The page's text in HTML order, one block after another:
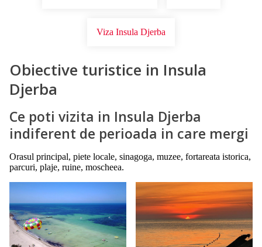
Viza Insula Djerba
Obiective turistice in Insula
Djerba
Ce poti vizita in Insula Djerba
indiferent de perioada in care mergi
Orasul principal, piete locale, sinagoga, muzee, fortareata istorica,
parcuri, plaje, ruine, moscheea.